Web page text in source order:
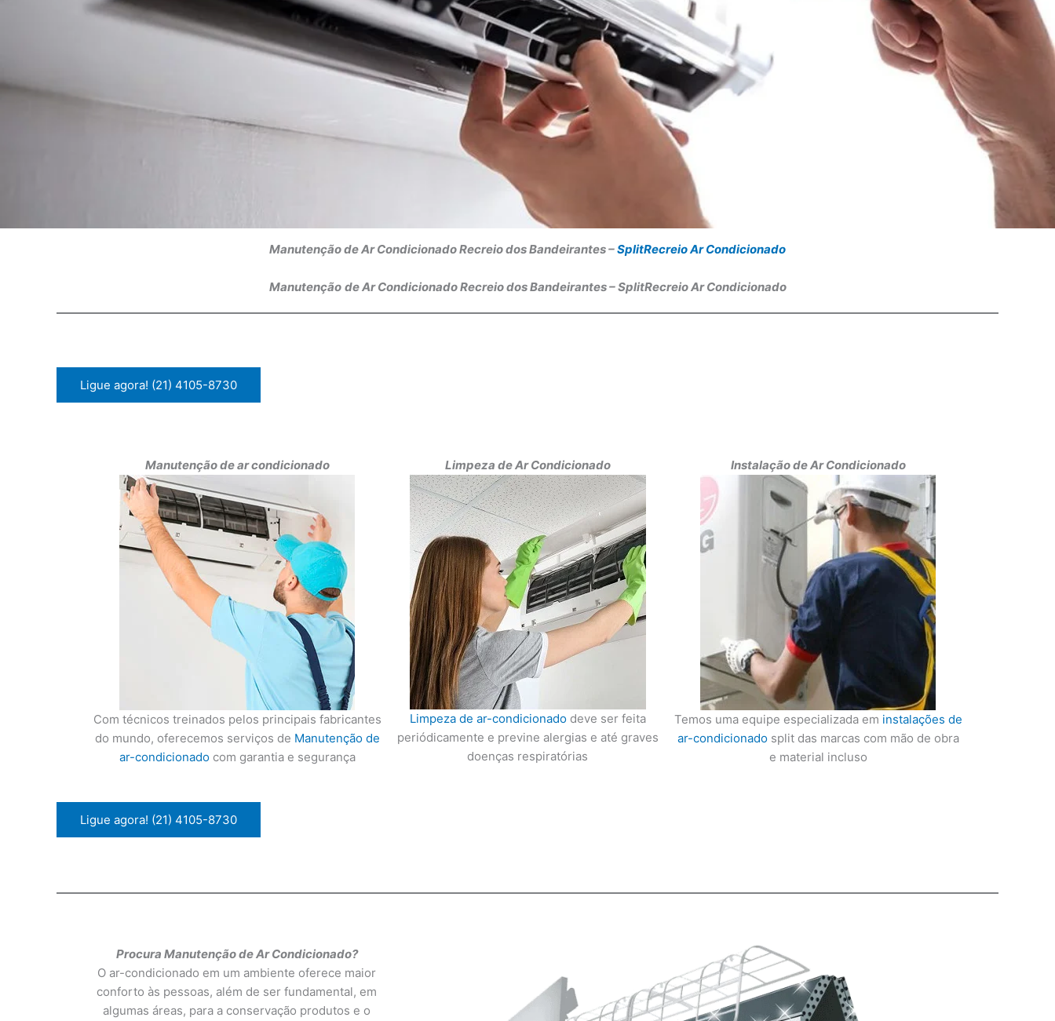
Manutenção de Ar Condicionado Recreio dos Bandeirantes –SplitRecreio Ar Condicionado
Manutenção de Ar Condicionado Recreio dos Bandeirantes – SplitRecreio Ar Condicionado
Ligue agora! (21) 4105-8730
Manutenção de ar condicionado
Com técnicos treinados pelos principais fabricantes
do mundo, oferecemos serviços de Manutenção de
ar-condicionadocom garantia e segurança
Limpeza de Ar Condicionado
Limpeza de ar-condicionadodeve ser feita
periódicamente e previne alergias e até graves
doenças respiratórias
Instalação de Ar Condicionado
Temos uma equipe especializada em instalações de
ar-condicionadosplit das marcas com mão de obra
e material incluso
Ligue agora! (21) 4105-8730
Procura Manutenção de Ar Condicionado?
O ar-condicionado em um ambiente oferece maior
conforto às pessoas, além de ser fundamental, em
algumas áreas, para a conservação produtos e o